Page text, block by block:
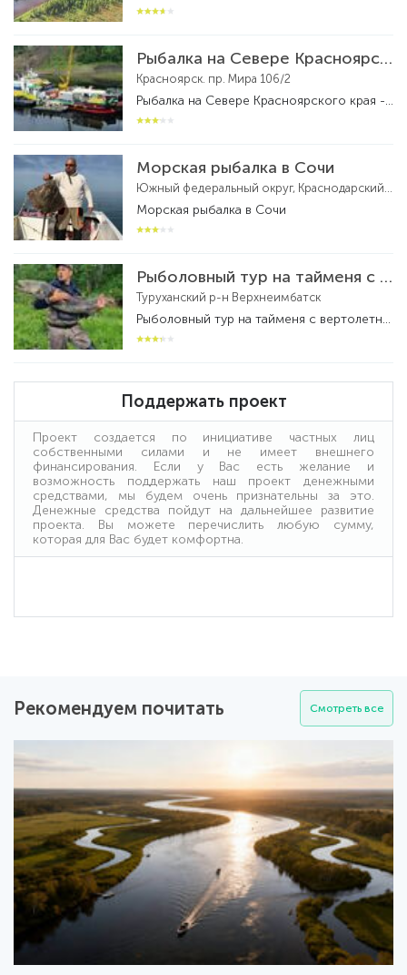
Рыбалка на Севере Красноярского края
Красноярск. пр. Мира 106/2
Рыбалка на Севере Красноярского края - рыболовный тур
Морская рыбалка в Сочи
Южный федеральный округ, Краснодарский край, федеральная территория Сириус, посёлок городского типа Сириус
Морская рыбалка в Сочи
Рыболовный тур на тайменя с вертолетной заброской на реке Бахта
Туруханский р-н Верхнеимбатск
Рыболовный тур на тайменя с вертолетной заброской на реке Бахта - рыболовный тур
Поддержать проект
Проект создается по инициативе частных лиц
собственными силами и не имеет внешнего
финансирования. Если у Вас есть желание и
возможность поддержать наш проект денежными
средствами, мы будем очень признательны за это.
Денежные средства пойдут на дальнейшее развитие
проекта. Вы можете перечислить любую сумму,
которая для Вас будет комфортна.
Рекомендуем почитать Смотреть все